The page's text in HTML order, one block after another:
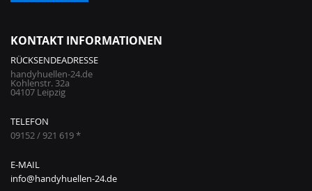
KONTAKT INFORMATIONEN
RÜCKSENDEADRESSE
handyhuellen-24.de
Kohlenstr. 32a
04107 Leipzig
TELEFON
09152 / 921 619 *
E-MAIL
info@handyhuellen-24.de